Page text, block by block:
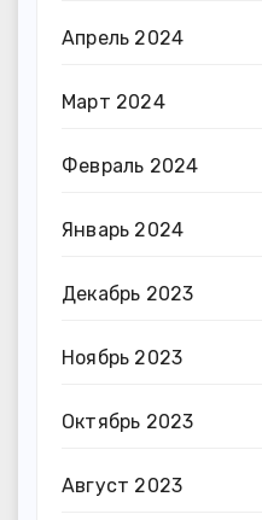
Апрель 2024
Март 2024
Февраль 2024
Январь 2024
Декабрь 2023
Ноябрь 2023
Октябрь 2023
Август 2023